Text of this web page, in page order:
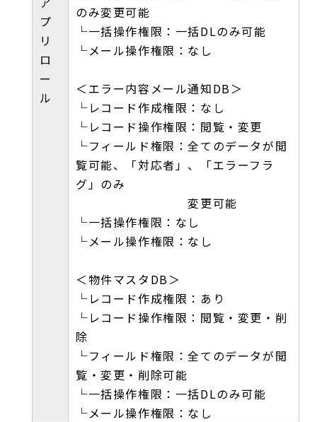
プ
リ
ロ
ー
ル
のみ変更可能
└一括操作権限：一括DLのみ可能
└メール操作権限：なし
＜エラー内容メール通知DB＞
└レコード作成権限：なし
└レコード操作権限：閲覧・変更
└フィールド権限：全てのデータが閲
覧可能、「対応者」、「エラーフラ
グ」のみ
変更可能
└一括操作権限：なし
└メール操作権限：なし
＜物件マスタDB＞
└レコード作成権限：あり
└レコード操作権限：閲覧・変更・削
除
└フィールド権限：全てのデータが閲
覧・変更・削除可能
└一括操作権限：一括DLのみ可能
└メール操作権限：なし